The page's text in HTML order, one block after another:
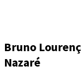
Bruno
Nazaré